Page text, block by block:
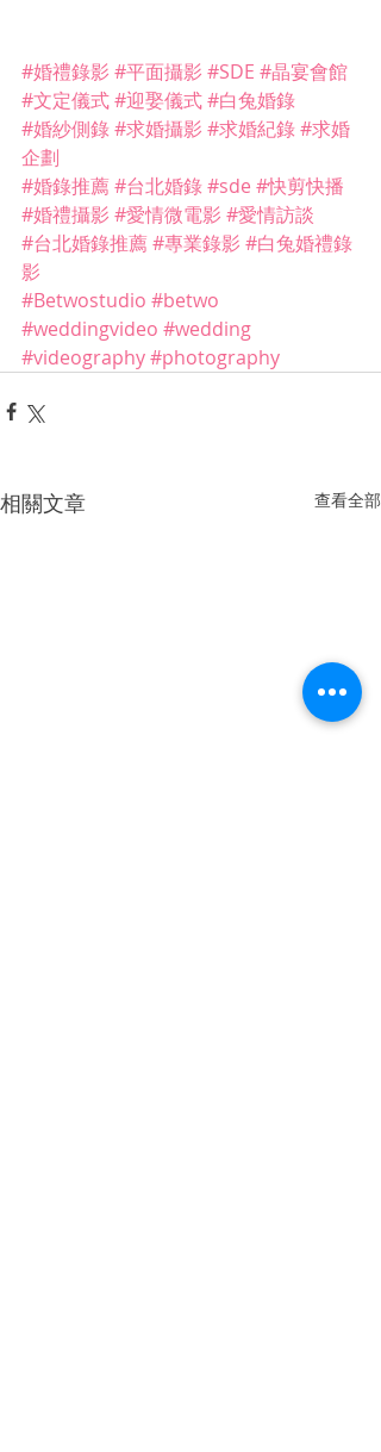
#婚禮錄影 #平面攝影 #SDE #晶宴會館
#文定儀式#迎娶儀式#白兔婚錄
#婚紗側錄#求婚攝影 #求婚紀錄#求婚
企劃
#婚錄推薦#台北婚錄#sde #快剪快播
#婚禮攝影 #愛情微電影 #愛情訪談
#台北婚錄推薦#專業錄影 #白兔婚禮錄
影
#Betwostudio #betwo
#weddingvideo #wedding
#videography#photography
相關文章 查看全部